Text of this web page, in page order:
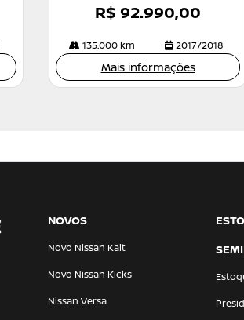
R$ 92.990,00
135.000 km 2017/2018
Mais informações
NOVOS
Novo Nissan Kait
Novo Nissan Kicks
Nissan Versa